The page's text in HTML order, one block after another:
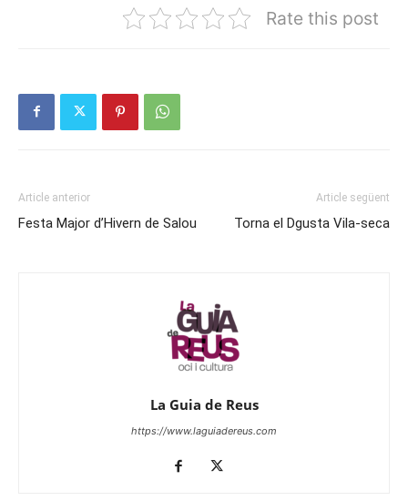
Rate this post
Article anterior
Festa Major d’Hivern de Salou
Article següent
Torna el Dgusta Vila-seca
La Guia de Reus
https://www.laguiadereus.com